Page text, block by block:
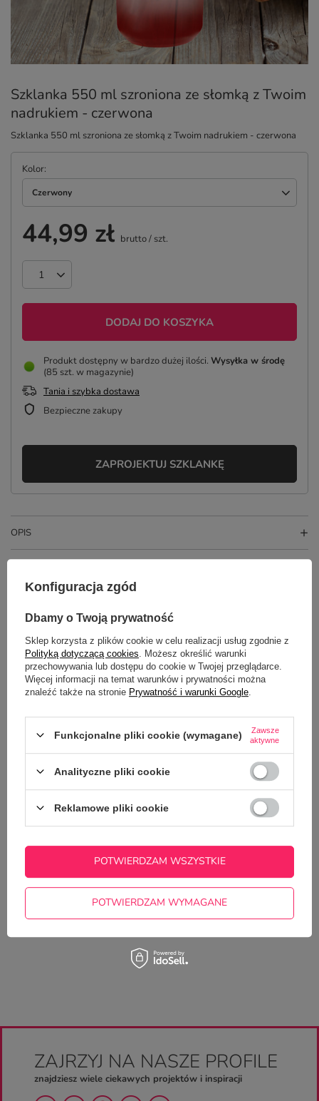
Szklanka 550 ml szroniona ze słomką z Twoim
nadrukiem - czerwona
Szklanka 550 ml szroniona ze słomką z Twoim nadrukiem - czerwona
Kolor
Czerwony
44,99 zł brutto/ szt.
DODAJ DO KOSZYKA
Produkt dostępny w bardzo dużej ilości Wysyłka w środę
(85 szt. w magazynie)
Tania i szybka dostawa
Bezpieczne zakupy
ZAPROJEKTUJ SZKLANKĘ
OPIS
Potrzebujesz pomocy? Masz pytania?
niezwłocznie, najciekawsze pytania i
ZADAJ PYTANIE
ZAJRZYJ NA NASZE PROFILE
znajdziesz wiele ciekawych projektów i inspiracji
Konfiguracja zgód
Dbamy o Twoją prywatność
Sklep korzysta z plików cookie w celu realizacji usług zgodnie z
Polityką dotyczącą cookies . Możesz określić warunki
przechowywania lub dostępu do cookie w Twojej przeglądarce.
Więcej informacji na temat warunków i prywatności można
znaleźć także na stronie Prywatność i warunki Google
Funkcjonalne pliki cookie (wymagane)
Zawsze
aktywne
Analityczne pliki cookie
Reklamowe pliki cookie
POTWIERDZAM WYMAGANE
POTWIERDZAM WSZYSTKIE